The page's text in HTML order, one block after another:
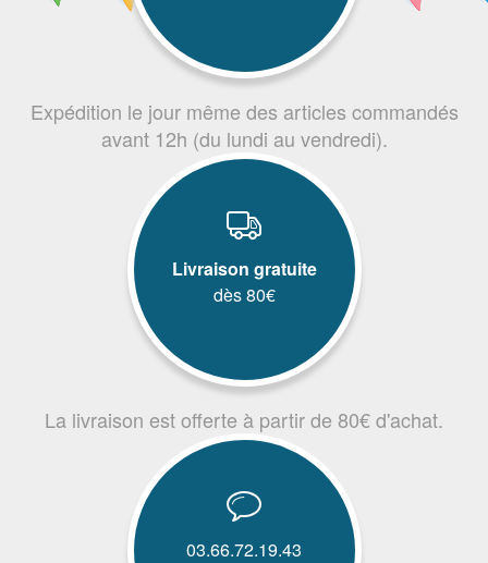
Expédition le jour même des articles commandés
avant 12h (du lundi au vendredi).
Livraison gratuite
dès 80€
La livraison est offerte à partir de 80€ d'achat.
03.66.72.19.43